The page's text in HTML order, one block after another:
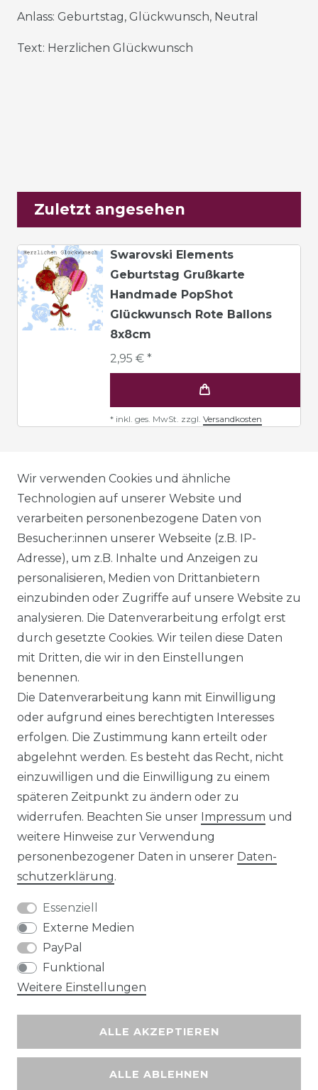
Anlass: Geburtstag, Glückwunsch, Neutral
Text: Herzlichen Glückwunsch
Zuletzt angesehen
Swarovski Elements
Geburtstag Grußkarte
Handmade PopShot
Glückwunsch Rote Ballons
8x8cm
2,95 € *
* inkl. ges. MwSt. zzgl. Versandkosten
AGB
DATENSCHUTZERKLÄRUNG
WIDERRUFSRECHT
IMPRESSUM
KONTAKT
Unsere Zahlungsmöglichkeiten
Wir versenden mit
Wir verwenden Cookies und ähnliche
Technologien auf unserer Website und
verarbeiten personenbezogene Daten von
Besucher:innen unserer Webseite (z.B. IP-
Adresse), um z.B. Inhalte und Anzeigen zu
personalisieren, Medien von Drittanbietern
einzubinden oder Zugriffe auf unsere Website zu
analysieren. Die Datenverarbeitung erfolgt erst
durch gesetzte Cookies. Wir teilen diese Daten
mit Dritten, die wir in den Einstellungen
benennen.
Die Datenverarbeitung kann mit Einwilligung
oder aufgrund eines berechtigten Interesses
erfolgen. Die Zustimmung kann erteilt oder
abgelehnt werden. Es besteht das Recht, nicht
einzuwilligen und die Einwilligung zu einem
späteren Zeitpunkt zu ändern oder zu
widerrufen. Beachten Sie unser Impressum und
weitere Hinweise zur Verwendung
personenbezogener Daten in unserer Daten­
schutz­erklärung.
Essenziell
Externe Medien
PayPal
Funktional
Weitere Einstellungen
ALLE AKZEPTIEREN
ALLE ABLEHNEN